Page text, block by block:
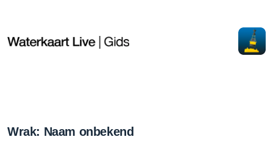
Wrak: Naam onbekend